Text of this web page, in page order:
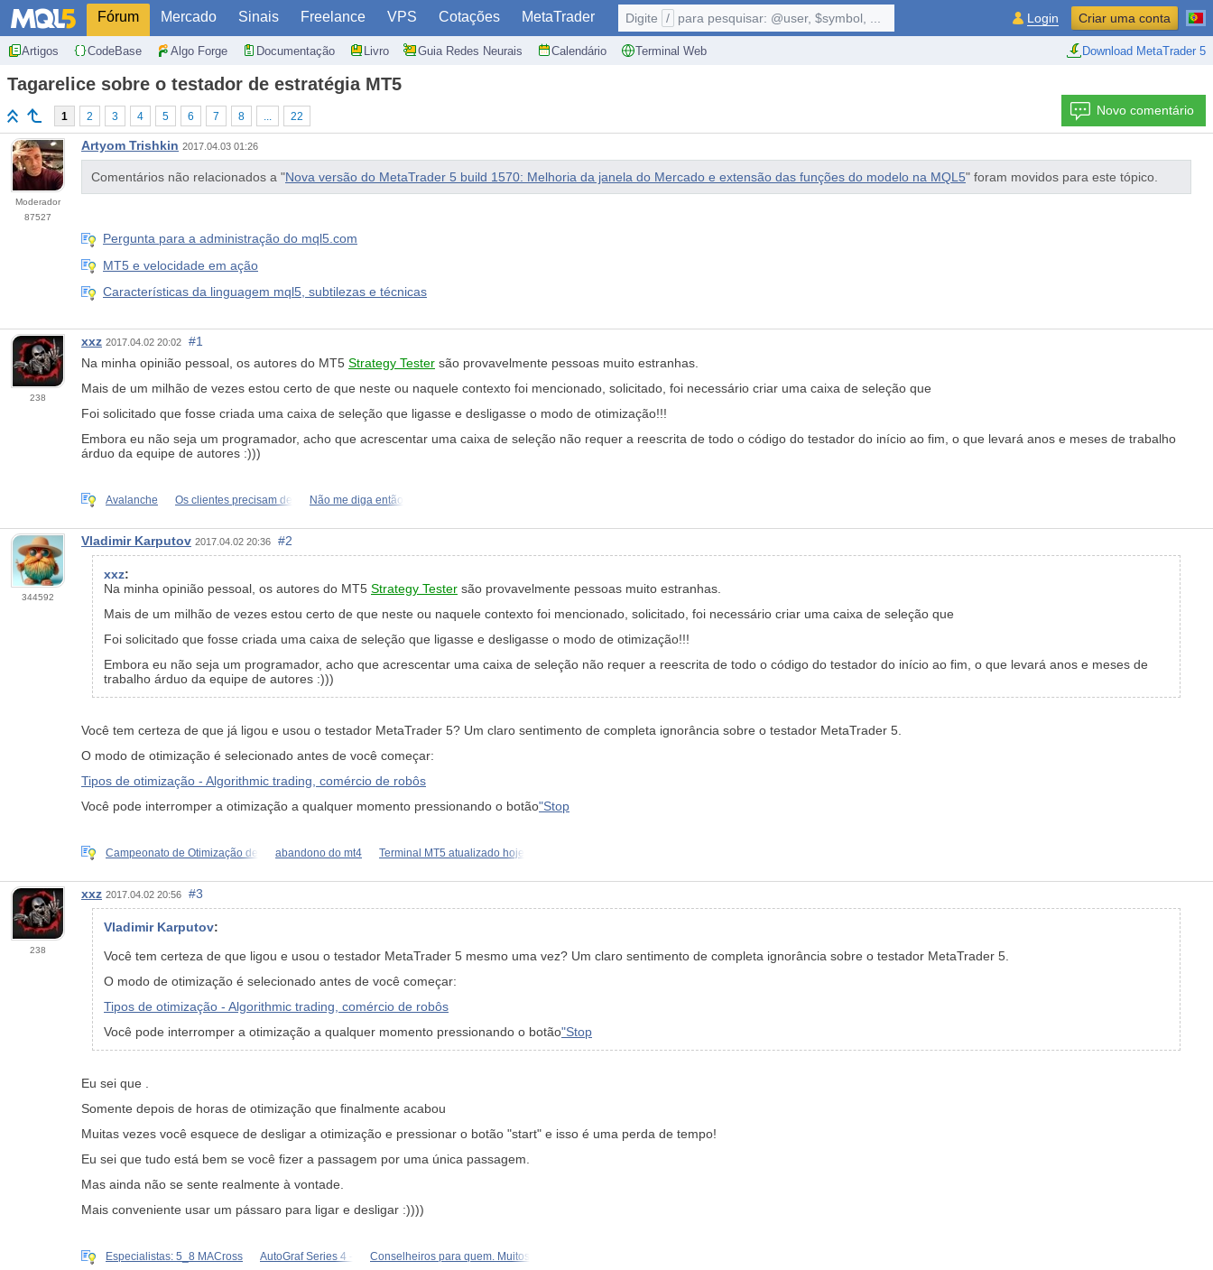
Fórum Mercado Sinais Freelance VPS Cotações MetaTrader
Artigos CodeBase Algo Forge Documentação Livro Guia Redes Neurais Calendário Terminal Web Download MetaTrader 5
Digite / para pesquisar: @user, $symbol, ... Login Criar uma conta
Tagarelice sobre o testador de estratégia MT5
1 2 3 4 5 6 7 8 ... 22 Novo comentário
Moderador
87527
Artyom Trishkin 2017.04.03 01:26
Comentários não relacionados a "Nova versão do MetaTrader 5 build 1570: Melhoria da janela do Mercado e extensão das funções do modelo na MQL5" foram movidos para este tópico.
Pergunta para a administração do mql5.com
MT5 e velocidade em ação
Características da linguagem mql5, subtilezas e técnicas
238
xxz 2017.04.02 20:02
#1
Na minha opinião pessoal, os autores do MT5 Strategy Tester são provavelmente pessoas muito estranhas.
Mais de um milhão de vezes estou certo de que neste ou naquele contexto foi mencionado, solicitado, foi necessário criar uma caixa de seleção que
Foi solicitado que fosse criada uma caixa de seleção que ligasse e desligasse o modo de otimização!!!
Embora eu não seja um programador, acho que acrescentar uma caixa de seleção não requer a reescrita de todo o código do testador do início ao fim, o que levará anos e meses de trabalho
árduo da equipe de autores :)))
Avalanche Os clientes precisam de Não me diga então
344592
Vladimir Karputov 2017.04.02 20:36 #2
xxz:
Na minha opinião pessoal, os autores do MT5 Strategy Tester são provavelmente pessoas muito estranhas.
Mais de um milhão de vezes estou certo de que neste ou naquele contexto foi mencionado, solicitado, foi necessário criar uma caixa de seleção que
Foi solicitado que fosse criada uma caixa de seleção que ligasse e desligasse o modo de otimização!!!
Embora eu não seja um programador, acho que acrescentar uma caixa de seleção não requer a reescrita de todo o código do testador do início ao fim, o que levará anos e meses de
trabalho árduo da equipe de autores :)))
Você tem certeza de que já ligou e usou o testador MetaTrader 5? Um claro sentimento de completa ignorância sobre o testador MetaTrader 5.
O modo de otimização é selecionado antes de você começar:
Tipos de otimização - Algorithmic trading, comércio de robôs
Você pode interromper a otimização a qualquer momento pressionando o botão"Stop
Campeonato de Otimização de abandono do mt4 Terminal MT5 atualizado hoje
238
xxz 2017.04.02 20:56 #3
Vladimir Karputov:
Você tem certeza de que ligou e usou o testador MetaTrader 5 mesmo uma vez? Um claro sentimento de completa ignorância sobre o testador MetaTrader 5.
O modo de otimização é selecionado antes de você começar:
Tipos de otimização - Algorithmic trading, comércio de robôs
Você pode interromper a otimização a qualquer momento pressionando o botão"Stop
Eu sei que .
Somente depois de horas de otimização que finalmente acabou
Muitas vezes você esquece de desligar a otimização e pressionar o botão "start" e isso é uma perda de tempo!
Eu sei que tudo está bem se você fizer a passagem por uma única passagem.
Mas ainda não se sente realmente à vontade.
Mais conveniente usar um pássaro para ligar e desligar :))))
Especialistas: 5_8 MACross AutoGraf Series 4 - Conselheiros para quem. Muitos